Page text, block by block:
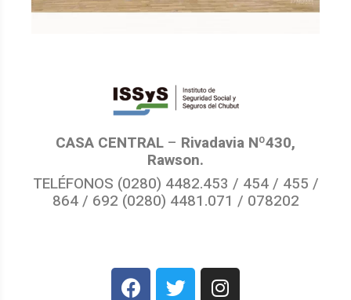
CASA CENTRAL – Rivadavia Nº430,
Rawson.
TELÉFONOS (0280) 4482.453 / 454 / 455 /
864 / 692 (0280) 4481.071 / 078202